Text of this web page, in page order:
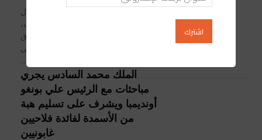
مجلة صناعة المغرب بمناسبة الاحتفال
بذكرى ثورة الملك والشعب وعيد الشباب،
تم أمس الاثنين بإقليم القنيطرة إطلاق
وتدشين مجموعة من المشاريع، فعلى
مستوى جماعة بن...
الملك محمد السادس يجري
مباحثات مع الرئيس علي بونغو
أونديمبا ويشرف على تسليم هبة
من الأسمدة لفائدة فلاحيين
غابونيين